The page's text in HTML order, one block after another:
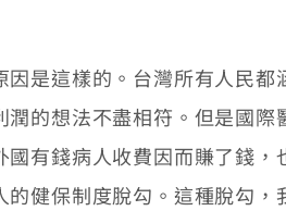
這樣的。台灣所有人民都
的想法不盡相符。但是國
有錢病人收費因而賺了錢
健保制度脫勾。這種脫勾，